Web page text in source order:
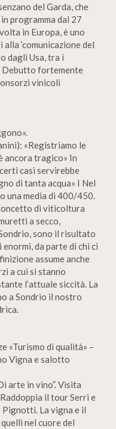
del Garda, che
programma dal 27
in Europa, è uno
‘comunicazione del
dagli Usa, tra i
Debutto fortemente
vinicoli
«Registriamo le
ancora tragico» In
casi servirebbe
di tanta acqua» I Nel
una media di 400/450.
di viticoltura
a secco,
sono il risultato
da parte di chi ci
assume anche
a cui si stanno
l’attuale siccità. La
a Sondrio il nostro
«Turismo di qualità» –
Vigna e salotto
arte in vino”. Visita
il tour Serri e
Pignotti. La vigna e il
nel cuore del